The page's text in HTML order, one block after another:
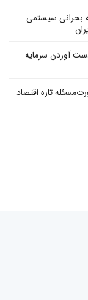
بحرانی سیستمی
آوردن سرمایه
تازه اقتصاد